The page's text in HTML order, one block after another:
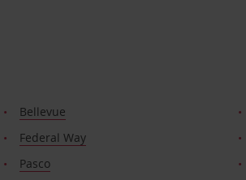
Bellevue
Federal Way
Pasco